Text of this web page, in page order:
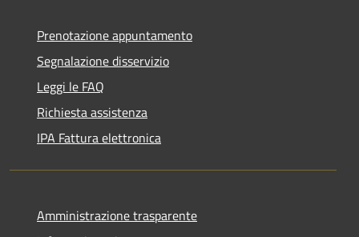
Prenotazione appuntamento
Segnalazione disservizio
Leggi le FAQ
Richiesta assistenza
IPA Fattura elettronica
Amministrazione trasparente